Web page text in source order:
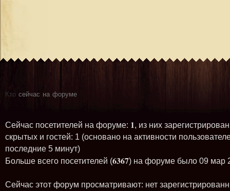
Кто сейчас на форуме
Сейчас посетителей на форуме: 1, из них
скрытых и гостей: 1 (основано на активности
последние 5 минут)
Больше всего посетителей (6367) на форуме было 09 мар
Сейчас этот форум просматривают: нет